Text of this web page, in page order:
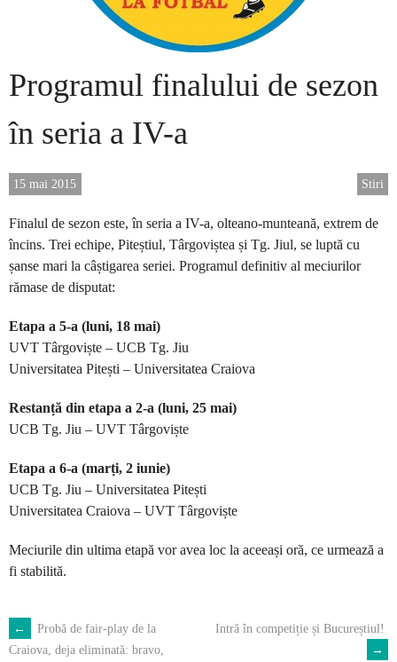
Programul finalului de sezon
în seria a IV-a
Stiri
15 mai 2015
Finalul de sezon este, în seria a IV-a, olteano-munteană, extrem de
încins. Trei echipe, Piteștiul, Târgoviștea și Tg. Jiul, se luptă cu
șanse mari la câștigarea seriei. Programul definitiv al meciurilor
rămase de disputat:
Etapa a 5-a (luni, 18 mai)
UVT Târgoviște – UCB Tg. Jiu
Universitatea Pitești – Universitatea Craiova
Restanță din etapa a 2-a (luni, 25 mai)
UCB Tg. Jiu – UVT Târgoviște
Etapa a 6-a (marți, 2 iunie)
UCB Tg. Jiu – Universitatea Pitești
Universitatea Craiova – UVT Târgoviște
Meciurile din ultima etapă vor avea loc la aceeași oră, ce urmează a
fi stabilită.
POST
←
Probă de fair-play de la
Craiova, deja eliminată: bravo,
Intră în competiție și Bucureștiul!
→